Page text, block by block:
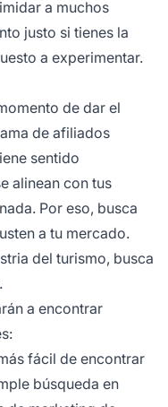
a muchos
justo si tienes la
a experimentar.
de dar el
de afiliados
sentido
alinean con tus
Por eso, busca
a tu mercado.
del turismo, busca
a encontrar
fácil de encontrar
búsqueda en